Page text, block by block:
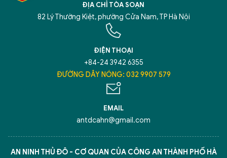
ĐỊA CHỈ TÒA SOẠN
82 Lý Thường Kiệt, phường Cửa Nam, TP Hà Nội
ĐIỆN THOẠI
+84-24 3942 6355
ĐƯỜNG DÂY NÓNG: 032 9907 579
EMAIL
antdcahn@gmail.com
AN NINH THỦ ĐÔ - CƠ QUAN CỦA CÔNG AN THÀNH PHỐ HÀ